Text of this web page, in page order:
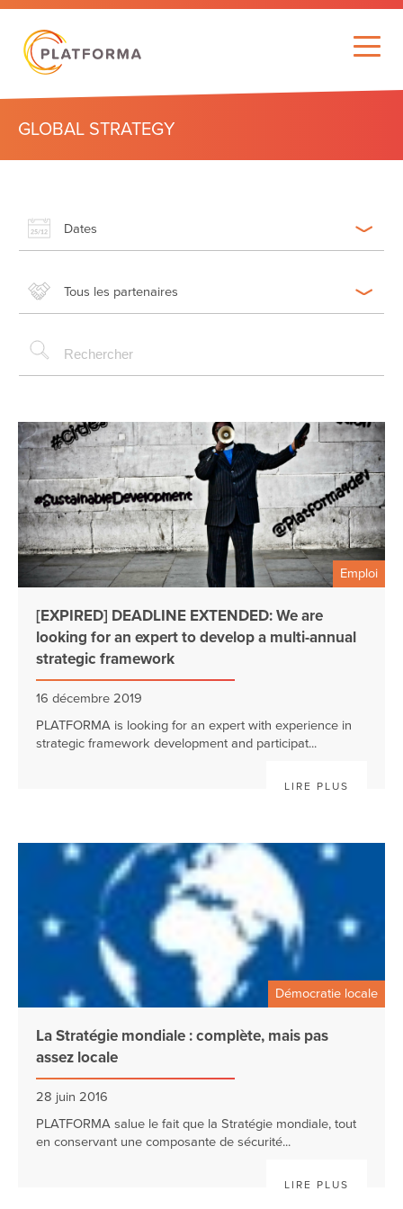
GLOBAL STRATEGY
Dates
Tous les partenaires
Emploi
[EXPIRED] DEADLINE EXTENDED: We are
looking for an expert to develop a multi-annual
strategic framework
16 décembre 2019
PLATFORMA is looking for an expert with experience in
strategic framework development and participat...
LIRE PLUS
Démocratie locale
La Stratégie mondiale : complète, mais pas
assez locale
28 juin 2016
PLATFORMA salue le fait que la Stratégie mondiale, tout
en conservant une composante de sécurité...
LIRE PLUS